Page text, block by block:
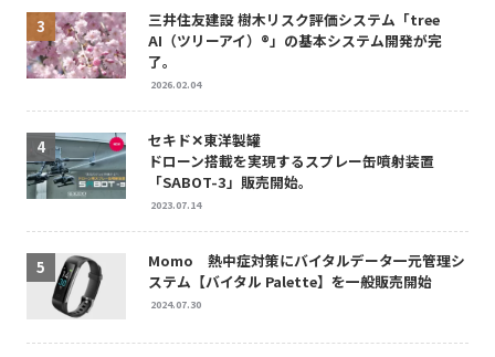
三井住友建設 樹木リスク評価システム「tree
AI（ツリーアイ）®」の基本システム開発が完
了。
2026.02.04
セキド✕東洋製罐
ドローン搭載を実現するスプレー缶噴射装置
「SABOT-3」販売開始。
2023.07.14
Momo 熱中症対策にバイタルデータ一元管理シ
ステム【バイタル Palette】を一般販売開始
2024.07.30